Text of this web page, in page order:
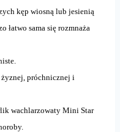
kęp wiosną lub jesienią
łatwo sama się rozmnaża
próchnicznej i
wachlarzowaty Mini Star